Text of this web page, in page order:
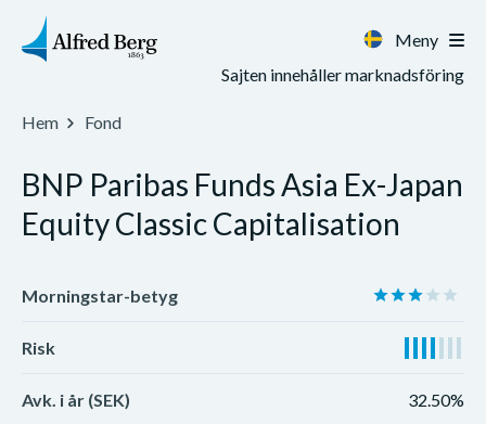
Meny
Sajten innehåller marknadsföring
Hem Fond
BNP Paribas Funds Asia Ex-Japan
Equity Classic Capitalisation
Morningstar-betyg
Risk
Avk. i år (SEK) 32.50%